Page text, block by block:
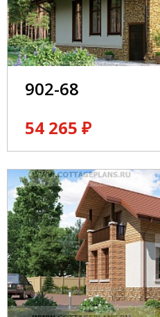
902-68
54 265 ₽